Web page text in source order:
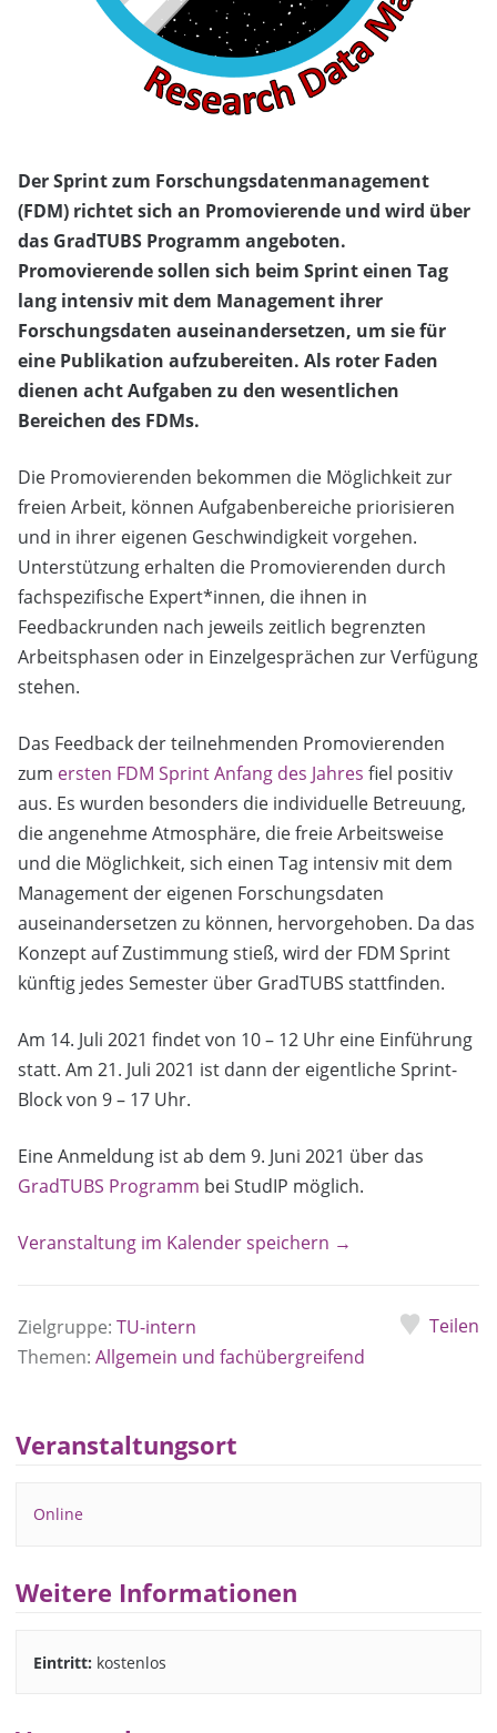
Der Sprint zum Forschungsdatenmanagement
(FDM) richtet sich an Promovierende und wird über
das GradTUBS Programm angeboten.
Promovierende sollen sich beim Sprint einen Tag
lang intensiv mit dem Management ihrer
Forschungsdaten auseinandersetzen, um sie für
eine Publikation aufzubereiten. Als roter Faden
dienen acht Aufgaben zu den wesentlichen
Bereichen des FDMs.
Die Promovierenden bekommen die Möglichkeit zur
freien Arbeit, können Aufgabenbereiche priorisieren
und in ihrer eigenen Geschwindigkeit vorgehen.
Unterstützung erhalten die Promovierenden durch
fachspezifische Expert*innen, die ihnen in
Feedbackrunden nach jeweils zeitlich begrenzten
Arbeitsphasen oder in Einzelgesprächen zur Verfügung
stehen.
Das Feedback der teilnehmenden Promovierenden
zum ersten FDM Sprint Anfang des Jahres fiel positiv
aus. Es wurden besonders die individuelle Betreuung,
die angenehme Atmosphäre, die freie Arbeitsweise
und die Möglichkeit, sich einen Tag intensiv mit dem
Management der eigenen Forschungsdaten
auseinandersetzen zu können, hervorgehoben. Da das
Konzept auf Zustimmung stieß, wird der FDM Sprint
künftig jedes Semester über GradTUBS stattfinden.
Am 14. Juli 2021 findet von 10 – 12 Uhr eine Einführung
statt. Am 21. Juli 2021 ist dann der eigentliche Sprint-
Block von 9 – 17 Uhr.
Eine Anmeldung ist ab dem 9. Juni 2021 über das
GradTUBS Programm bei StudIP möglich.
Veranstaltung im Kalender speichern →
Zielgruppe: TU-intern
Themen: Allgemein und fachübergreifend
Teilen
Veranstaltungsort
Online
Weitere Informationen
Eintritt: kostenlos